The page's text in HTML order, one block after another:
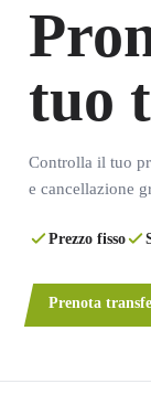
tuo
Controlla il tuo
e cancellazione
Prezzo fisso
Prenota